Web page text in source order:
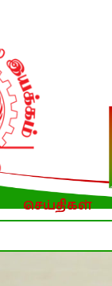
செய்திகள்